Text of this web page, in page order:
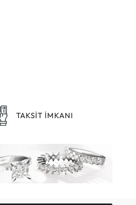
TAKSİT İMKANI